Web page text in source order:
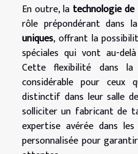
En outre, la technologie
rôle prépondérant dans
uniques, offrant la
spéciales qui vont au-
Cette flexibilité dans
considérable pour ceux
distinctif dans leur salle
solliciter un fabricant de
expertise avérée dans
personnalisée pour